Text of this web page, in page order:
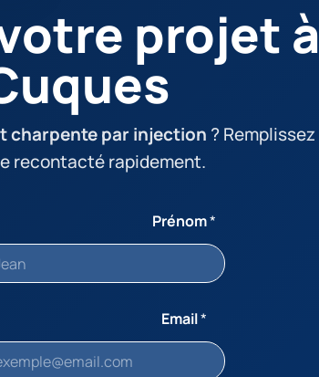
projet à
charpente par injection ? Remplissez
recontacté rapidement.
Prénom*
Email*